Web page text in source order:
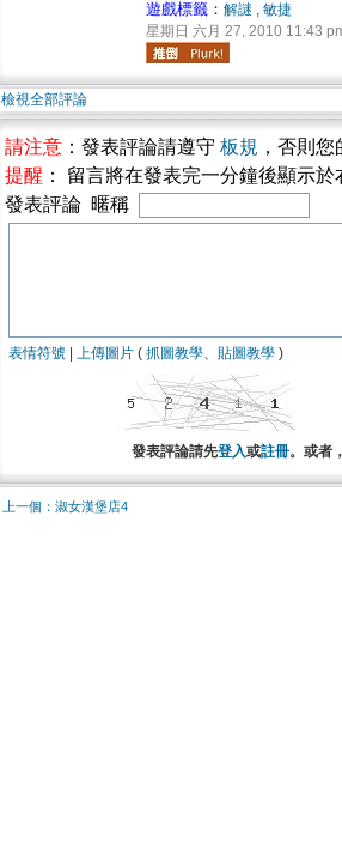
遊戲標籤： 解謎 , 敏捷
星期日 六月 27, 2010 11:43
檢視全部評論
請注意 ：發表評論請遵守 板規 ，否則
提醒 ： 留言將在發表完一分鐘後顯示
發表評論 暱稱
表情符號 上傳圖片 ( 抓圖教學、 貼圖教學 )
發表評論請先登入或註冊。或者
上一個：淑女漢堡店4